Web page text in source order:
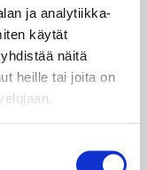
ja analytiikka-
käytät
näitä
heille tai joita on
ajassa
Julius Mattilan
samassa
kaksiminuuttisen
Peli sai